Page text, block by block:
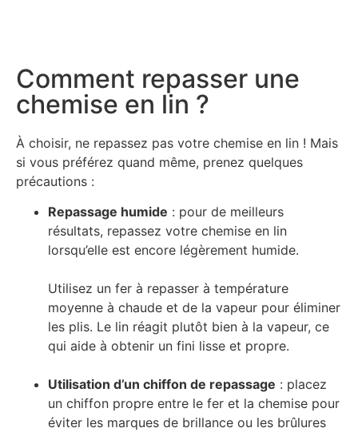
Comment repasser une
chemise en lin ?
À choisir, ne repassez pas votre chemise en lin ! Mais
si vous préférez quand même, prenez quelques
précautions :
Repassage humide : pour de meilleurs
résultats, repassez votre chemise en lin
lorsqu’elle est encore légèrement humide.
Utilisez un fer à repasser à température
moyenne à chaude et de la vapeur pour éliminer
les plis. Le lin réagit plutôt bien à la vapeur, ce
qui aide à obtenir un fini lisse et propre.
Utilisation d’un chiffon de repassage : placez
un chiffon propre entre le fer et la chemise pour
éviter les marques de brillance ou les brûlures